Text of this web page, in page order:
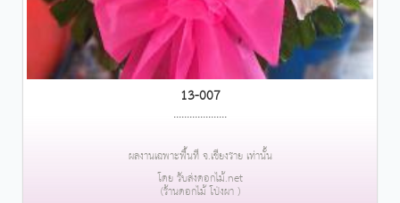
13-007
....................
ผลงานเฉพาะพื้นที่ จ.เชียงราย เท่านั้น
โดย รับส่งดอกไม้.net
(ร้านดอกไม้ โป่งผา )